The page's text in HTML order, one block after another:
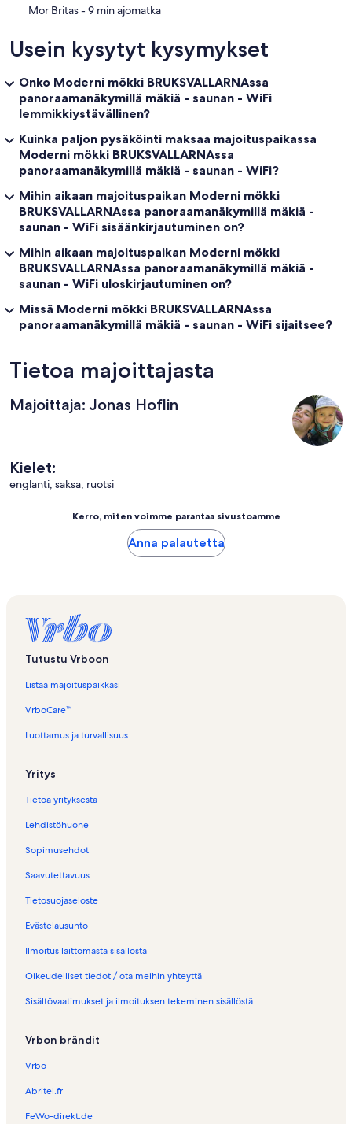
‪Mor Britas - ‬9 min ajomatka
Usein kysytyt kysymykset
Onko Moderni mökki BRUKSVALLARNAssa
panoraamanäkymillä mäkiä - saunan - WiFi
lemmikkiystävällinen?
Kuinka paljon pysäköinti maksaa majoituspaikassa
Moderni mökki BRUKSVALLARNAssa
panoraamanäkymillä mäkiä - saunan - WiFi?
Mihin aikaan majoituspaikan Moderni mökki
BRUKSVALLARNAssa panoraamanäkymillä mäkiä -
saunan - WiFi sisäänkirjautuminen on?
Mihin aikaan majoituspaikan Moderni mökki
BRUKSVALLARNAssa panoraamanäkymillä mäkiä -
saunan - WiFi uloskirjautuminen on?
Missä Moderni mökki BRUKSVALLARNAssa
panoraamanäkymillä mäkiä - saunan - WiFi sijaitsee?
Tietoa majoittajasta
Majoittaja: Jonas Hoflin
Kielet:
englanti, saksa, ruotsi
Kerro, miten voimme parantaa sivustoamme
Anna palautetta
Tutustu Vrboon
Listaa majoituspaikkasi
VrboCare™
Luottamus ja turvallisuus
Yritys
Tietoa yrityksestä
Lehdistöhuone
Sopimusehdot
Saavutettavuus
Tietosuojaseloste
Evästelausunto
Ilmoitus laittomasta sisällöstä
Oikeudelliset tiedot / ota meihin yhteyttä
Sisältövaatimukset ja ilmoituksen tekeminen sisällöstä
Vrbon brändit
Vrbo
Abritel.fr
FeWo-direkt.de